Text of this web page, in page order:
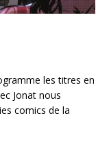
les titres en
Jonat nous
comics de la